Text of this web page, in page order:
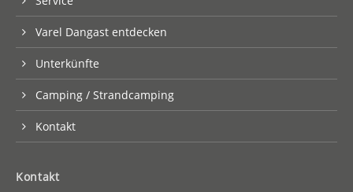
Varel Dangast entdecken
Unterkünfte
Camping / Strandcamping
Kontakt
Kontakt